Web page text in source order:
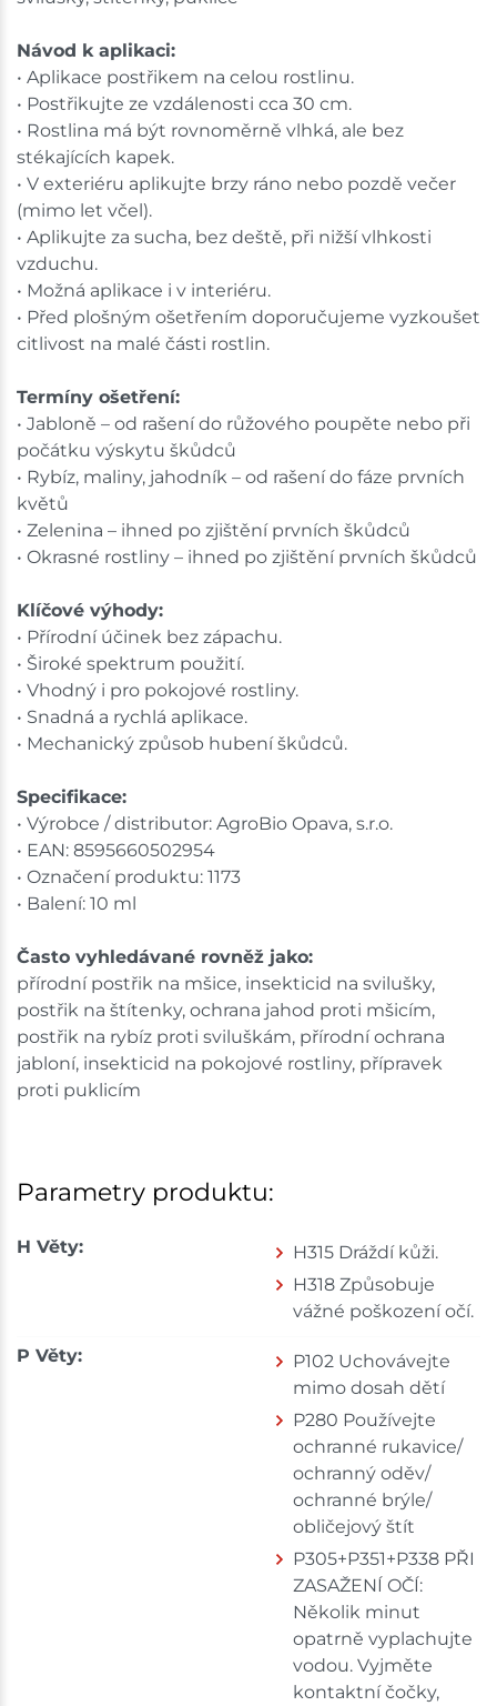
Parametry produktu:
H Věty:
H315 Dráždí kůži.
H318 Způsobuje
vážné poškození očí.
P Věty:
P102 Uchovávejte
mimo dosah dětí
P280 Používejte
ochranné rukavice/
ochranný oděv/
ochranné brýle/
obličejový štít
P305+P351+P338 PŘI
ZASAŽENÍ OČÍ:
Několik minut
opatrně vyplachujte
vodou. Vyjměte
kontaktní čočky,
Návod k aplikaci:
• Aplikace postřikem na celou rostlinu.
• Postřikujte ze vzdálenosti cca 30 cm.
• Rostlina má být rovnoměrně vlhká, ale bez
stékajících kapek.
• V exteriéru aplikujte brzy ráno nebo pozdě večer
(mimo let včel).
• Aplikujte za sucha, bez deště, při nižší vlhkosti
vzduchu.
• Možná aplikace i v interiéru.
• Před plošným ošetřením doporučujeme vyzkoušet
citlivost na malé části rostlin.
Termíny ošetření:
• Jabloně – od rašení do růžového poupěte nebo při
počátku výskytu škůdců
• Rybíz, maliny, jahodník – od rašení do fáze prvních
květů
• Zelenina – ihned po zjištění prvních škůdců
• Okrasné rostliny – ihned po zjištění prvních škůdců
Klíčové výhody:
• Přírodní účinek bez zápachu.
• Široké spektrum použití.
• Vhodný i pro pokojové rostliny.
• Snadná a rychlá aplikace.
• Mechanický způsob hubení škůdců.
Specifikace:
• Výrobce / distributor: AgroBio Opava, s.r.o.
• EAN: 8595660502954
• Označení produktu: 1173
• Balení: 10 ml
Často vyhledávané rovněž jako:
přírodní postřik na mšice, insekticid na svilušky,
postřik na štítenky, ochrana jahod proti mšicím,
postřik na rybíz proti sviluškám, přírodní ochrana
jabloní, insekticid na pokojové rostliny, přípravek
proti puklicím